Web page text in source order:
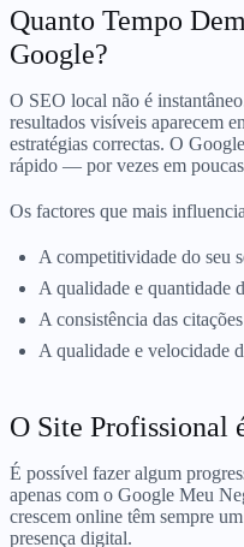
Quanto Tempo
Google?
O SEO local não é
resultados visíveis aparecem
estratégias correctas. O
rápido — por vezes em poucas
Os factores que mais
A competitividade do seu
A qualidade e quantidade
A consistência das citações
A qualidade e velocidade
O Site Profissional
É possível fazer algum
apenas com o Google Meu
crescem online têm sempre
presença digital.